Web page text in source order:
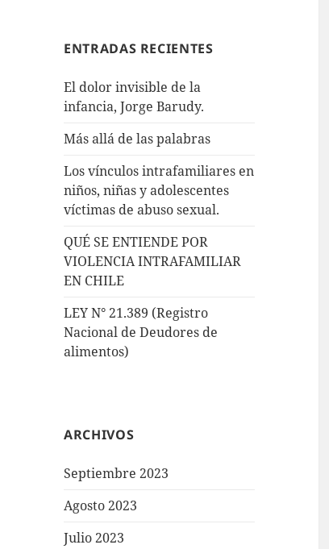
ENTRADAS RECIENTES
El dolor invisible de la
infancia, Jorge Barudy.
Más allá de las palabras
Los vínculos intrafamiliares en
niños, niñas y adolescentes
víctimas de abuso sexual.
QUÉ SE ENTIENDE POR
VIOLENCIA INTRAFAMILIAR
EN CHILE
LEY N° 21.389 (Registro
Nacional de Deudores de
alimentos)
ARCHIVOS
Septiembre 2023
Agosto 2023
Julio 2023